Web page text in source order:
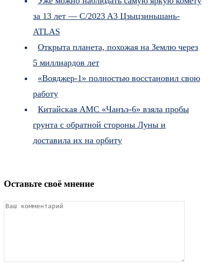
за 13 лет — C/2023 A3 Цзыцзиньшань-
ATLAS
Открыта планета, похожая на Землю через
5 миллиардов лет
«Вояджер-1» полностью восстановил свою
работу
Китайская АМС «Чанъэ-6» взяла пробы
грунта с обратной стороны Луны и
доставила их на орбиту
Оставьте своё мнение